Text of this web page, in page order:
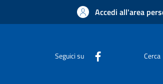
Accedi all'area
Seguici su Cerca